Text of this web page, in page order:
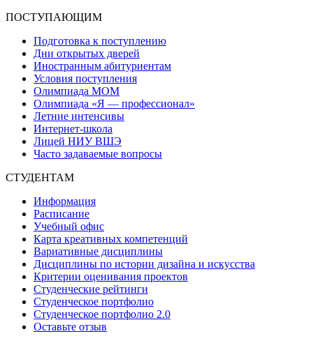
ПОСТУПАЮЩИМ
Подготовка к поступлению
Дни открытых дверей
Иностранным абитуриентам
Условия поступления
Олимпиада МОМ
Олимпиада «Я — профессионал»
Летние интенсивы
Интернет-школа
Лицей НИУ ВШЭ
Часто задаваемые вопросы
СТУДЕНТАМ
Информация
Расписание
Учебный офис
Карта креативных компетенций
Вариативные дисциплины
Дисциплины по истории дизайна и искусства
Критерии оценивания проектов
Студенческие рейтинги
Студенческое портфолио
Студенческое портфолио 2.0
Оставьте отзыв